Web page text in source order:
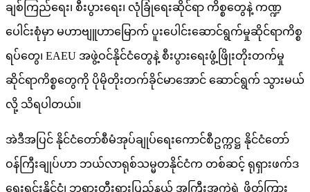
ချစ်ကြည်ရေး၊ စီးပွားရေး၊ လုံခြုံရေးဆိုင်ရာ ကိစ္စတွေနဲ့ ကဏ္ဍ
ပေါင်းစုံမှာ မဟာဗျူဟာမြောက် ပူးပေါင်းဆောင်ရွက်မှုဆိုင်ရာကိစ္စ
ရပ်တွေ၊ EAEU အဖွဲ့ဝင်နိုင်ငံတွေနဲ့ စီးပွားရေးဖွံ့ဖြိုးတိုးတက်မှု
ဆိုင်ရာကိစ္စတွေကို ပိုမိုတိုးတက်ခိုင်မာအောင် ဆောင်ရွက် သွားမယ်
လို့ သိရပါတယ်။
အဲဒီအပြင် နိုင်ငံတော်စီမံအုပ်ချုပ်ရေးကောင်စီဥက္ကဋ္ဌ နိုင်ငံတော်
ဝန်ကြီးချုပ်ဟာ ဘယ်လာရုစ်သမ္မတနိုင်ငံက တစ်ဆင့် ရုရှားဖက်ဒ
ရေးရှင်းနိုင်ငံ၊ ဘူရားတီးရားပြည်နယ် အကြီးအကဲရဲ့ ဖိတ်ကြား